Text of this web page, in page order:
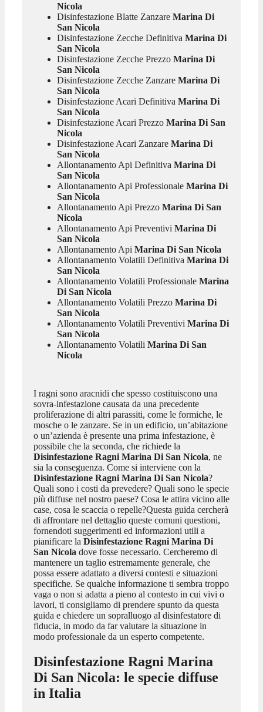
Nicola
Disinfestazione Blatte ZanzareMarina Di
San Nicola
Disinfestazione Zecche Definitiva Marina Di
San Nicola
Disinfestazione Zecche PrezzoMarina Di
San Nicola
Disinfestazione Zecche ZanzareMarina Di
San Nicola
Disinfestazione Acari Definitiva Marina Di
San Nicola
Disinfestazione Acari PrezzoMarina Di San
Nicola
Disinfestazione Acari ZanzareMarina Di
San Nicola
Allontanamento Api Definitiva Marina Di
San Nicola
Allontanamento Api ProfessionaleMarina Di
San Nicola
Allontanamento Api PrezzoMarina Di San
Nicola
Allontanamento Api Preventivi Marina Di
San Nicola
Allontanamento Api Marina Di San Nicola
Allontanamento Volatili Definitiva Marina Di
San Nicola
Allontanamento Volatili ProfessionaleMarina
Di San Nicola
Allontanamento Volatili PrezzoMarina Di
San Nicola
Allontanamento Volatili Preventivi Marina Di
San Nicola
Allontanamento Volatili Marina Di San
Nicola
I ragni sono aracnidi che spesso costituiscono una
sovra-infestazione causata da una precedente
proliferazione di altri parassiti, come le formiche, le
mosche o le zanzare. Se in un edificio, un’abitazione
o un’azienda è presente una prima infestazione, è
possibile che la seconda, che richiede la
Disinfestazione Ragni Marina Di San Nicola, ne
sia la conseguenza. Come si interviene con la
Disinfestazione Ragni Marina Di San Nicola?
Quali sono i costi da prevedere? Quali sono le specie
più diffuse nel nostro paese? Cosa le attira vicino alle
case, cosa le scaccia o repelle?Questa guida cercherà
di affrontare nel dettaglio queste comuni questioni,
fornendoti suggerimenti ed informazioni utili a
pianificare la Disinfestazione Ragni Marina Di
San Nicola dove fosse necessario. Cercheremo di
mantenere un taglio estremamente generale, che
possa essere adattato a diversi contesti e situazioni
specifiche. Se qualche informazione ti sembra troppo
vaga o non si adatta a pieno al contesto in cui vivi o
lavori, ti consigliamo di prendere spunto da questa
guida e chiedere un sopralluogo al disinfestatore di
fiducia, in modo da far valutare la situazione in
modo professionale da un esperto competente.
Disinfestazione Ragni Marina
Di San Nicola: le specie diffuse
in Italia